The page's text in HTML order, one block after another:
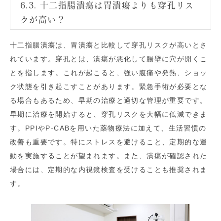
6.3. 十二指腸潰瘍は胃潰瘍よりも穿孔リス
クが高い？
十二指腸潰瘍は、胃潰瘍と比較して穿孔リスクが高いとさ
れています。穿孔とは、潰瘍が悪化して腸壁に穴が開くこ
とを指します。これが起こると、強い腹痛や発熱、ショッ
ク状態を引き起こすことがあります。緊急手術が必要とな
る場合もあるため、早期の治療と適切な管理が重要です。
早期に治療を開始すると、穿孔リスクを大幅に低減できま
す。PPIやP-CABを用いた薬物療法に加えて、生活習慣の
改善も重要です。特にストレスを避けること、定期的な運
動を実施することが望まれます。また、潰瘍が確認された
場合には、定期的な内視鏡検査を受けることも推奨されま
す。